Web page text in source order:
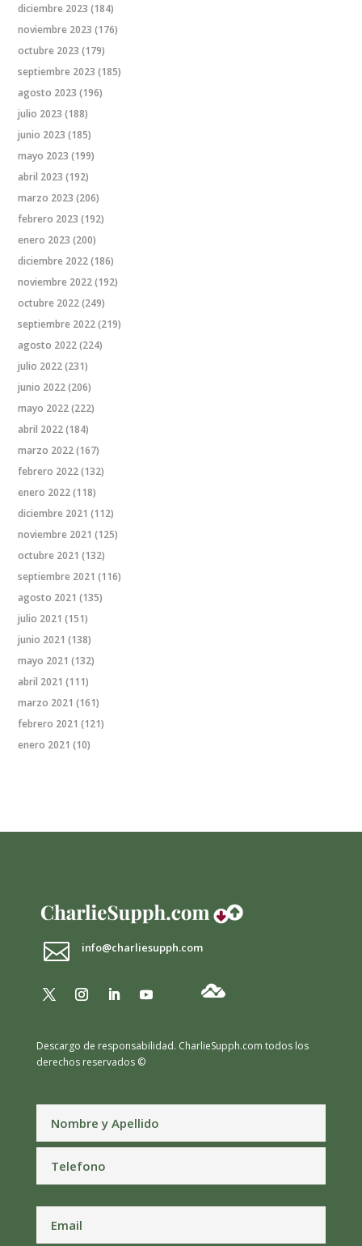
diciembre 2023 (184)
noviembre 2023 (176)
octubre 2023 (179)
septiembre 2023 (185)
agosto 2023 (196)
julio 2023 (188)
junio 2023 (185)
mayo 2023 (199)
abril 2023 (192)
marzo 2023 (206)
febrero 2023 (192)
enero 2023 (200)
diciembre 2022(186)
noviembre 2022(192)
octubre 2022(249)
septiembre 2022(219)
agosto 2022(224)
julio 2022(231)
junio 2022(206)
mayo 2022(222)
abril 2022(184)
marzo 2022(167)
febrero 2022(132)
enero 2022(118)
diciembre 2021 (112)
noviembre 2021 (125)
octubre 2021 (132)
septiembre 2021 (116)
agosto 2021 (135)
julio 2021 (151)
junio 2021 (138)
mayo 2021 (132)
abril 2021 (111)
marzo 2021 (161)
febrero 2021 (121)
enero 2021 (10)
 info@charliesupph.com
Descargo de responsabilidad. CharlieSupph.com todos los
derechos reservados ©